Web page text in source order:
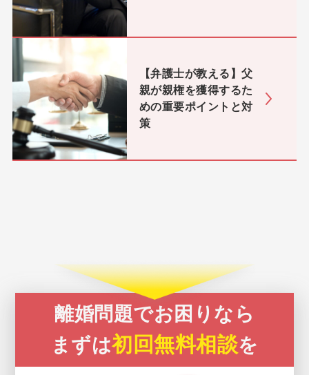
【弁護士が教える】父
親が親権を獲得するた
めの重要ポイントと対
策
離婚問題でお困りなら
まずは初回無料相談を